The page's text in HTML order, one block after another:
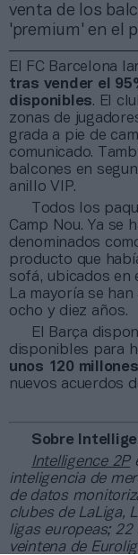
venta de los
'premium' en el
El FC Barcelona
tras vender el
disponibles. El
zonas de
grada a pie de
comunicado.
balcones en
anillo VIP.
Todos los
Camp Nou. Ya se
denominados
producto que
sofá, ubicados en
La mayoría se
ocho y diez años.
El Barça
disponibles para
unos 120
nuevos acuerdos
Sobre
Intelligence 2P
inteligencia de
de datos
clubes de LaLiga,
ligas europeas; 22
veintena de